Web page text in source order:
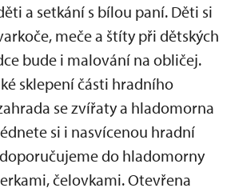
a setkání s bílou paní. Děti si
meče a štíty při dětských
bude i malování na obličej.
sklepení části hradního
se zvířaty a hladomorna
si i nasvícenou hradní
do hladomorny
čelovkami. Otevřena